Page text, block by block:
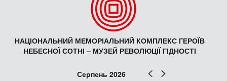
НАЦІОНАЛЬНИЙ МЕМОРІАЛЬНИЙ КОМПЛЕКС ГЕРОЇВ
НЕБЕСНОЇ СОТНІ – МУЗЕЙ РЕВОЛЮЦІЇ ГІДНОСТІ
Попер
Серпень 2026